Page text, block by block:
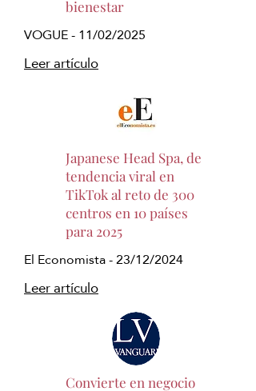
bienestar
VOGUE - 11/02/2025
Leer artículo
Japanese Head Spa, de
tendencia viral en
TikTok al reto de 300
centros en 10 países
para 2025
El Economista - 23/12/2024
Leer artículo
Convierte en negocio